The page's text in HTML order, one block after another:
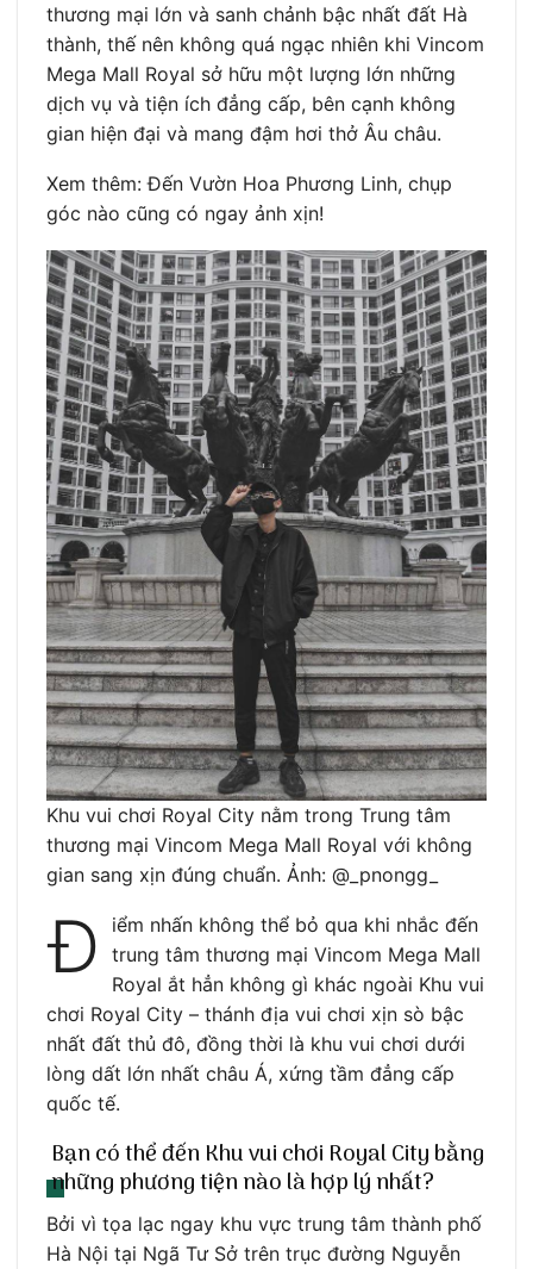
thương mại lớn và sanh chảnh bậc nhất đất Hà
thành, thế nên không quá ngạc nhiên khi Vincom
Mega Mall Royal sở hữu một lượng lớn những
dịch vụ và tiện ích đẳng cấp, bên cạnh không
gian hiện đại và mang đậm hơi thở Âu châu.
Xem thêm: Đến Vườn Hoa Phương Linh, chụp
góc nào cũng có ngay ảnh xịn!
Khu vui chơi Royal City nằm trong Trung tâm
thương mại Vincom Mega Mall Royal với không
gian sang xịn đúng chuẩn. Ảnh: @_pnongg_
Đ
iểm nhấn không thể bỏ qua khi nhắc đến
trung tâm thương mại Vincom Mega Mall
Royal ắt hẳn không gì khác ngoài Khu vui
chơi Royal City – thánh địa vui chơi xịn sò bậc
nhất đất thủ đô, đồng thời là khu vui chơi dưới
lòng dất lớn nhất châu Á, xứng tầm đẳng cấp
quốc tế.
Bạn có thể đến Khu vui chơi Royal City bằng
những phương tiện nào là hợp lý nhất?
Bởi vì tọa lạc ngay khu vực trung tâm thành phố
Hà Nội tại Ngã Tư Sở trên trục đường Nguyễn